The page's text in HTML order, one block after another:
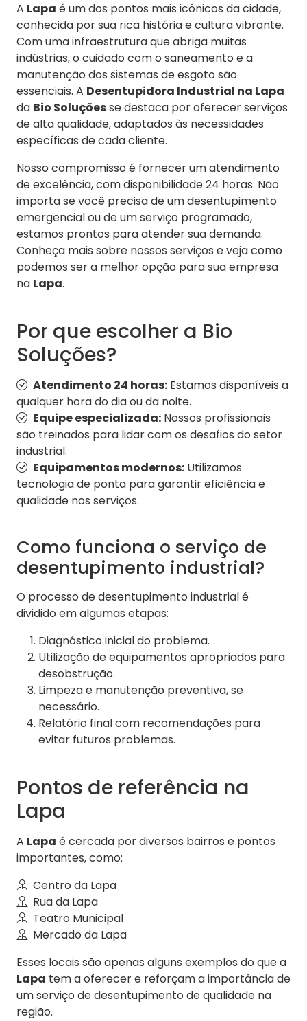
A Lapa é um dos pontos mais icônicos da cidade,
conhecida por sua rica história e cultura vibrante.
Com uma infraestrutura que abriga muitas
indústrias, o cuidado com o saneamento e a
manutenção dos sistemas de esgoto são
essenciais. A Desentupidora Industrial na Lapa
da Bio Soluçõesse destaca por oferecer serviços
de alta qualidade, adaptados às necessidades
específicas de cada cliente.
Nosso compromisso é fornecer um atendimento
de excelência, com disponibilidade 24 horas. Não
importa se você precisa de um desentupimento
emergencial ou de um serviço programado,
estamos prontos para atender sua demanda.
Conheça mais sobre nossos serviços e veja como
podemos ser a melhor opção para sua empresa
na Lapa.
Por que escolher a Bio
Soluções?
Atendimento 24 horas: Estamos disponíveis a
qualquer hora do dia ou da noite.
Equipe especializada: Nossos profissionais
são treinados para lidar com os desafios do setor
industrial.
Equipamentos modernos: Utilizamos
tecnologia de ponta para garantir eficiência e
qualidade nos serviços.
Como funciona o serviço de
desentupimento industrial?
O processo de desentupimento industrial é
dividido em algumas etapas:
Diagnóstico inicial do problema.
Utilização de equipamentos apropriados para
desobstrução.
Limpeza e manutenção preventiva, se
necessário.
Relatório final com recomendações para
evitar futuros problemas.
Pontos de referência na
Lapa
A Lapa é cercada por diversos bairros e pontos
importantes, como:
Centro da Lapa
Rua da Lapa
Teatro Municipal
Mercado da Lapa
Esses locais são apenas alguns exemplos do que a
Lapa tem a oferecer e reforçam a importância de
um serviço de desentupimento de qualidade na
região.